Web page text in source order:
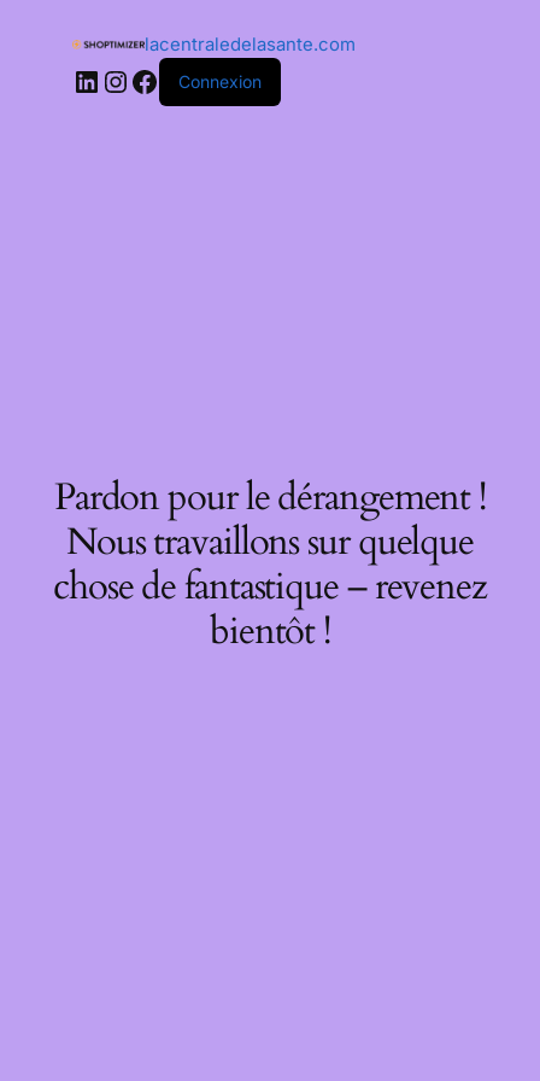
lacentraledelasante.com
Connexion
Pardon pour le dérangement !
Nous travaillons sur quelque
chose de fantastique – revenez
bientôt !